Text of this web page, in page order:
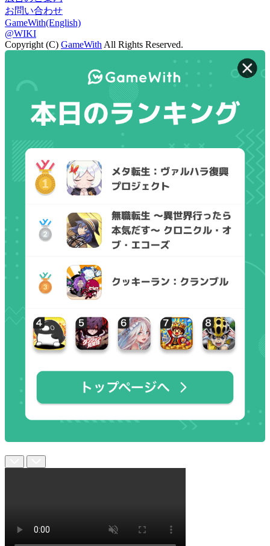
お問い合わせ
GameWith(English)
@WIKI
Copyright (C) GameWith All Rights Reserved.